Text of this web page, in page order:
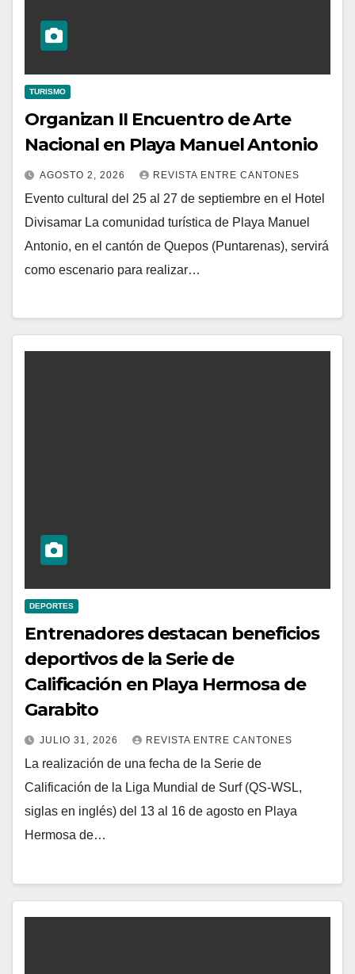
TURISMO
Organizan II Encuentro de Arte
Nacional en Playa Manuel Antonio
AGOSTO 2, 2026 REVISTA ENTRE CANTONES
Evento cultural del 25 al 27 de septiembre en el Hotel
Divisamar La comunidad turística de Playa Manuel
Antonio, en el cantón de Quepos (Puntarenas), servirá
como escenario para realizar…
DEPORTES
Entrenadores destacan beneficios
deportivos de la Serie de
Calificación en Playa Hermosa de
Garabito
JULIO 31, 2026 REVISTA ENTRE CANTONES
La realización de una fecha de la Serie de
Calificación de la Liga Mundial de Surf (QS-WSL,
siglas en inglés) del 13 al 16 de agosto en Playa
Hermosa de…